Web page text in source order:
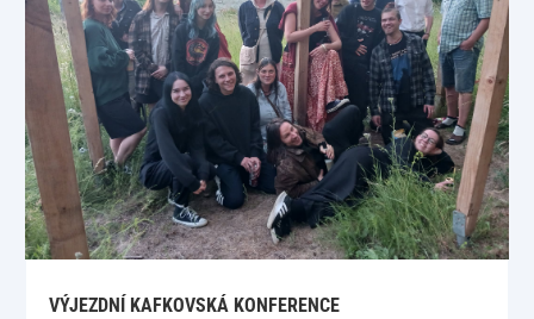
VÝJEZDNÍ KAFKOVSKÁ KONFERENCE